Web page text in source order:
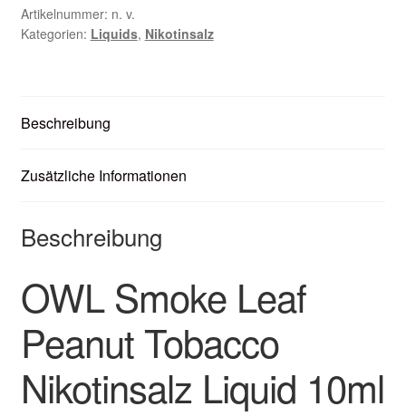
Artikelnummer: n. v.
Kategorien: Liquids, Nikotinsalz
Beschreibung
Zusätzliche Informationen
Beschreibung
OWL Smoke Leaf
Peanut Tobacco
Nikotinsalz Liquid 10ml